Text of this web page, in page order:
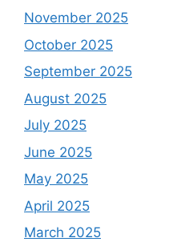
November 2025
October 2025
September 2025
August 2025
July 2025
June 2025
May 2025
April 2025
March 2025